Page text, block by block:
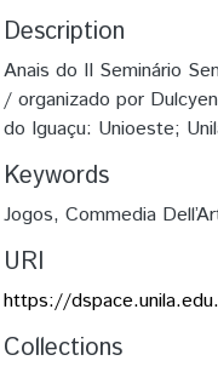
Description
Anais do II Seminário
/ organizado por
do Iguaçu: Unioeste;
Keywords
Jogos, Commedia
URI
https://
Collections